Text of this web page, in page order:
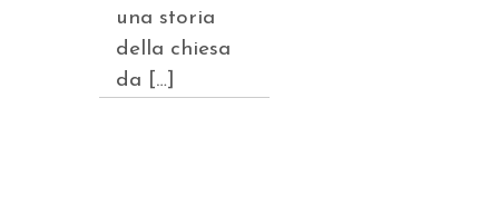
una storia
della chiesa
da […]